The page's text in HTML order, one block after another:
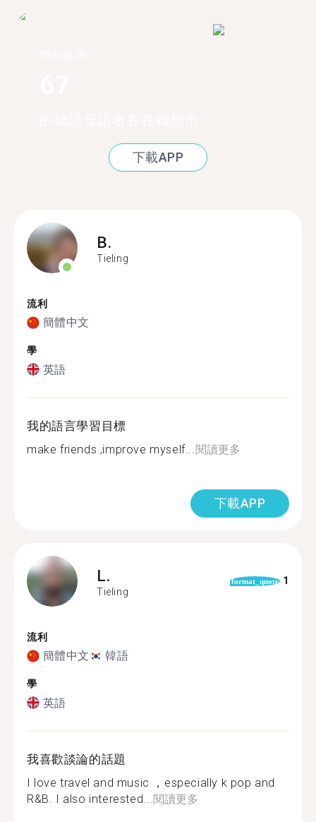
下載APP
B.
Tieling
流利
簡體中文
學
英語
我的語言學習目標
make friends ,improve myself... 閱讀更多
下載APP
L.
Tieling
format_quote 1
流利
簡體中文 韓語
學
英語
我喜歡談論的話題
I love travel and music ，especially k pop and
R&B. I also interested... 閱讀更多